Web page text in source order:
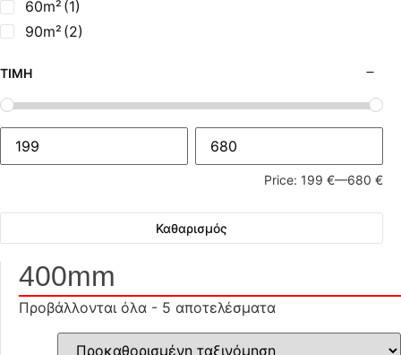
60m² (1)
90m² (2)
ΤΙΜΉ
Price: 199 €—680 €
Καθαρισμός
400mm
Προβάλλονται όλα - 5 αποτελέσματα